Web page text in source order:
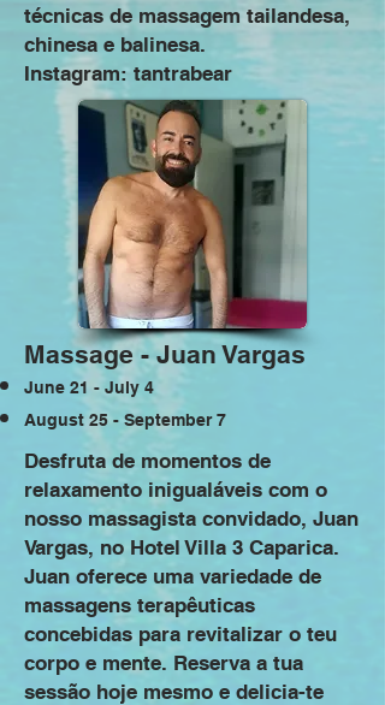
técnicas de massagem tailandesa,
chinesa e balinesa.
Instagram: tantrabear
Massage - Juan Vargas
June 21 - July 4
August 25 - September 7
Desfruta de momentos de
relaxamento inigualáveis com o
nosso massagista convidado, Juan
Vargas, no Hotel Villa 3 Caparica.
Juan oferece uma variedade de
massagens terapêuticas
concebidas para revitalizar o teu
corpo e mente. Reserva a tua
sessão hoje mesmo e delicia-te